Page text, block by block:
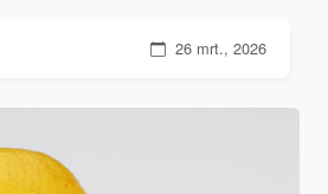
26 mrt., 2026